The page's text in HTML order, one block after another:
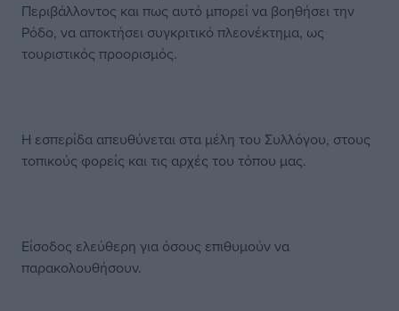
Περιβάλλοντος και πως αυτό μπορεί να βοηθήσει την
Ρόδο, να αποκτήσει συγκριτικό πλεονέκτημα, ως
τουριστικός προορισμός.
Η εσπερίδα απευθύνεται στα μέλη του Συλλόγου, στους
τοπικούς φορείς και τις αρχές του τόπου μας.
Είσοδος ελεύθερη για όσους επιθυμούν να
παρακολουθήσουν.